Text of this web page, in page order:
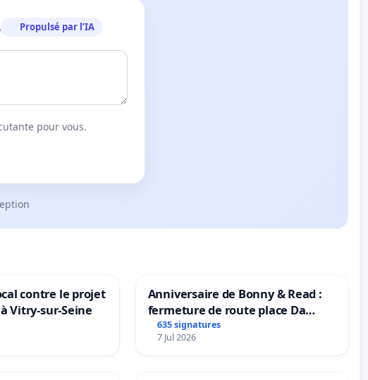
Propulsé par l’IA
pour vous.
contre le projet
Vitry-sur-Seine
Anniversaire de Bonny & Read :
fermeture de route place Da
Maya M
635 signatures
7 Jul 2026